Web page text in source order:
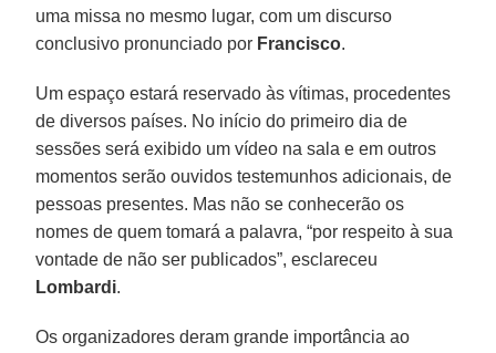
uma missa no mesmo lugar, com um discurso
conclusivo pronunciado por Francisco.
Um espaço estará reservado às vítimas, procedentes
de diversos países. No início do primeiro dia de
sessões será exibido um vídeo na sala e em outros
momentos serão ouvidos testemunhos adicionais, de
pessoas presentes. Mas não se conhecerão os
nomes de quem tomará a palavra, “por respeito à sua
vontade de não ser publicados”, esclareceu
Lombardi.
Os organizadores deram grande importância ao